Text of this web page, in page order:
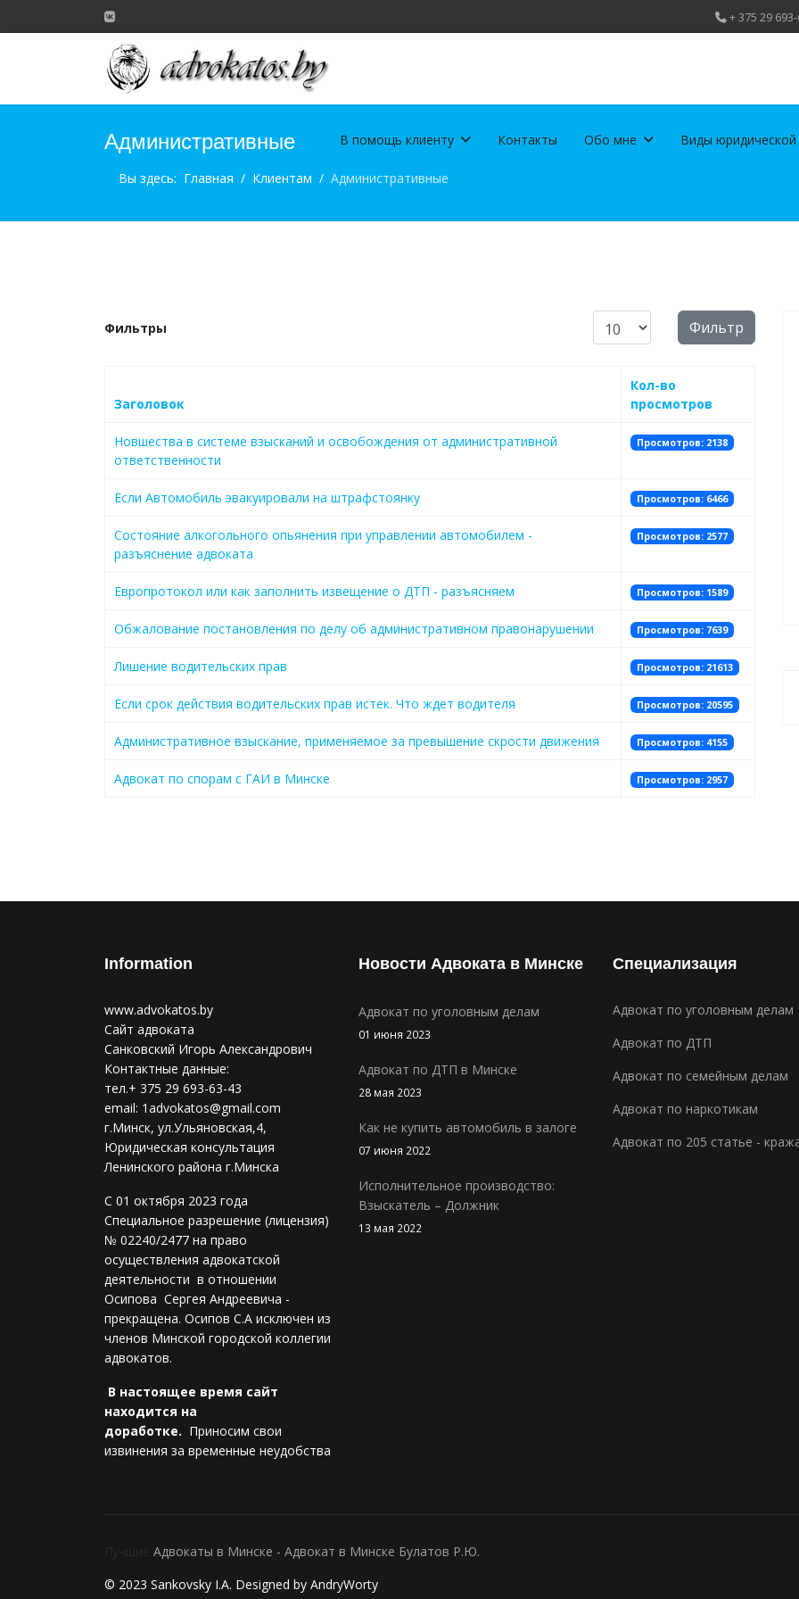
+ 375 29
В помощь клиенту Контакты Обо мне Виды
Административные
Вы здесь: Главная Клиентам Административные
Фильтры Фильтр
Заголовок
Кол-во
просмотров
Новшества в системе взысканий и освобождения от административной
ответственности
Просмотров: 2138
Если Автомобиль эвакуировали на штрафстоянку Просмотров: 6466
Состояние алкогольного опьянения при управлении автомобилем -
разъяснение адвоката
Просмотров: 2577
Европротокол или как заполнить извещение о ДТП - разъясняем Просмотров: 1589
Обжалование постановления по делу об административном правонарушении Просмотров: 7639
Лишение водительских прав Просмотров: 21613
Если срок действия водительских прав истек. Что ждет водителя Просмотров: 20595
Административное взыскание, применяемое за превышение скрости движения Просмотров: 4155
Адвокат по спорам с ГАИ в Минске Просмотров: 2957
Information
www.advokatos.by
Сайт адвоката
Санковский Игорь Александрович
Контактные данные:
тел.+ 375 29 693-63-43
email: 1advokatos@gmail.com
г.Минск, ул.Ульяновская,4,
Юридическая консультация
Ленинского района г.Минска
С 01 октября 2023 года
Специальное разрешение (лицензия)
№ 02240/2477 на право
осуществления адвокатской
деятельности в отношении
Осипова Сергея Андреевича -
прекращена. Осипов С.А исключен из
членов Минской городской коллегии
адвокатов.
В настоящее время сайт
находится на
доработке. Приносим свои
извинения за временные неудобства
Новости Адвоката в Минске
Адвокат по уголовным делам
01 июня 2023
Адвокат по ДТП в Минске
28 мая 2023
Как не купить автомобиль в залоге
07 июня 2022
Исполнительное производство:
Взыскатель – Должник
13 мая 2022
Специализация
Адвокат по уголовным делам
Адвокат по ДТП
Адвокат по семейным делам
Адвокат по наркотикам
Адвокат по 205 статье -
Адвокаты в Минске - Адвокат в Минске Булатов Р.Ю.
© 2023 Sankovsky I.A. Designed by AndryWorty